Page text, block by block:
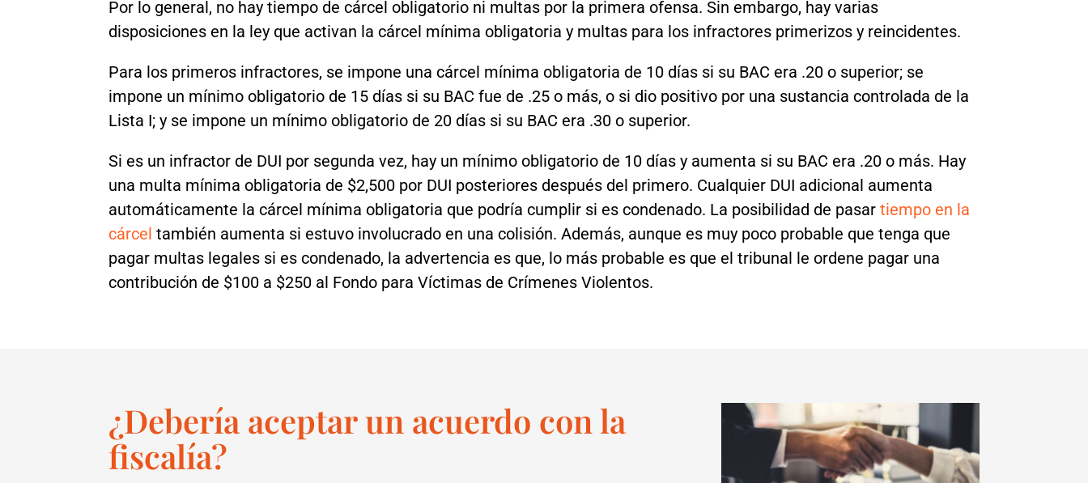
Por lo general, no hay tiempo de cárcel obligatorio ni multas por la primera ofensa. Sin embargo, hay varias
disposiciones en la ley que activan la cárcel mínima obligatoria y multas para los infractores primerizos y reincidentes.
Para los primeros infractores, se impone una cárcel mínima obligatoria de 10 días si su BAC era .20 o superior; se
impone un mínimo obligatorio de 15 días si su BAC fue de .25 o más, o si dio positivo por una sustancia controlada de la
Lista I; y se impone un mínimo obligatorio de 20 días si su BAC era .30 o superior.
Si es un infractor de DUI por segunda vez, hay un mínimo obligatorio de 10 días y aumenta si su BAC era .20 o más. Hay
una multa mínima obligatoria de $2,500 por DUI posteriores después del primero. Cualquier DUI adicional aumenta
automáticamente la cárcel mínima obligatoria que podría cumplir si es condenado. La posibilidad de pasartiempo en la
cárcel también aumenta si estuvo involucrado en una colisión. Además, aunque es muy poco probable que tenga que
pagar multas legales si es condenado, la advertencia es que, lo más probable es que el tribunal le ordene pagar una
contribución de $100 a $250 al Fondo para Víctimas de Crímenes Violentos.
¿Debería aceptar un acuerdo con la
fiscalía?